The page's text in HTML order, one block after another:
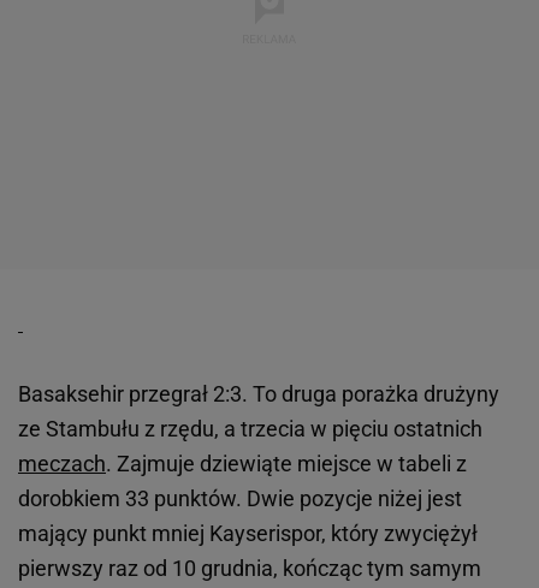
Basaksehir przegrał 2:3. To druga porażka drużyny
ze Stambułu z rzędu, a trzecia w pięciu ostatnich
meczach. Zajmuje dziewiąte miejsce w tabeli z
dorobkiem 33 punktów. Dwie pozycje niżej jest
mający punkt mniej Kayserispor, który zwyciężył
pierwszy raz od 10 grudnia, kończąc tym samym